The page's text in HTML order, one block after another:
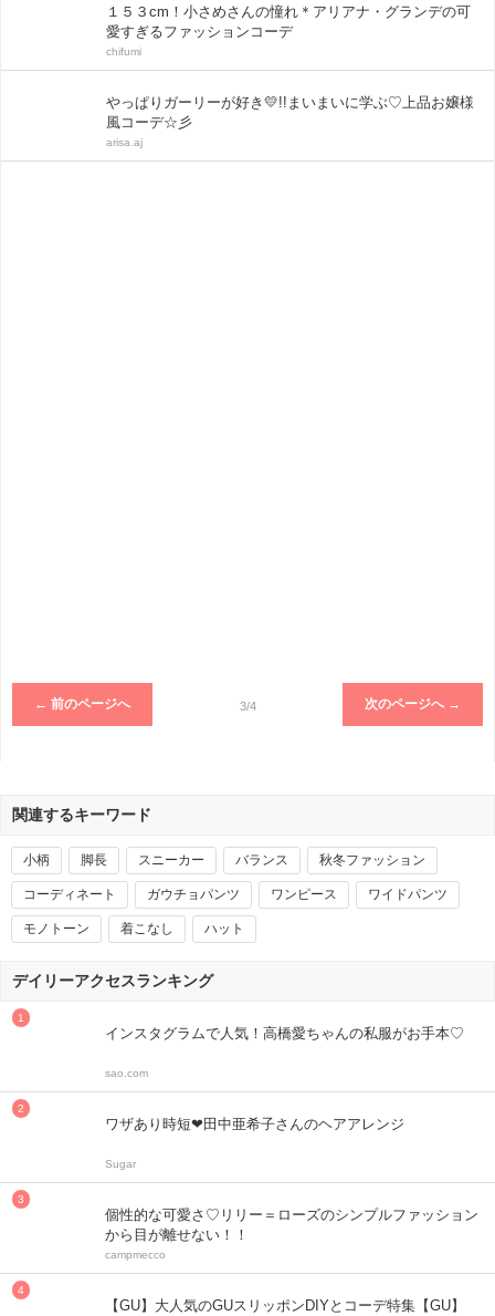
１５３cm！小さめさんの憧れ＊アリアナ・グランデの可
愛すぎるファッションコーデ
chifumi
やっぱりガーリーが好き💛!!まいまいに学ぶ♡上品お嬢様
風コーデ☆彡
arisa.aj
← 前のページへ 3/4 次のページへ →
関連するキーワード
小柄 脚長 スニーカー バランス 秋冬ファッション
コーディネート ガウチョパンツ ワンピース ワイドパンツ
モノトーン 着こなし ハット
デイリーアクセスランキング
インスタグラムで人気！高橋愛ちゃんの私服がお手本♡
sao.com
ワザあり時短❤田中亜希子さんのヘアアレンジ
Sugar
個性的な可愛さ♡リリー＝ローズのシンプルファッション
から目が離せない！！
campmecco
【GU】大人気のGUスリッポンDIYとコーデ特集【GU】